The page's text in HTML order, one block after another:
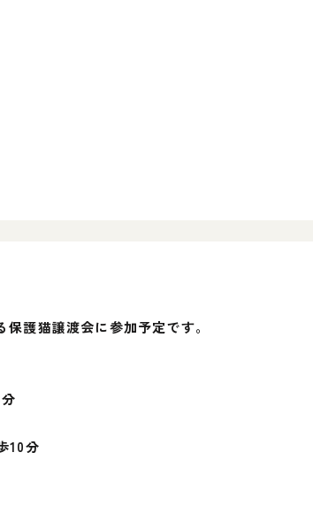
護猫譲渡会に参加予定です。
10分